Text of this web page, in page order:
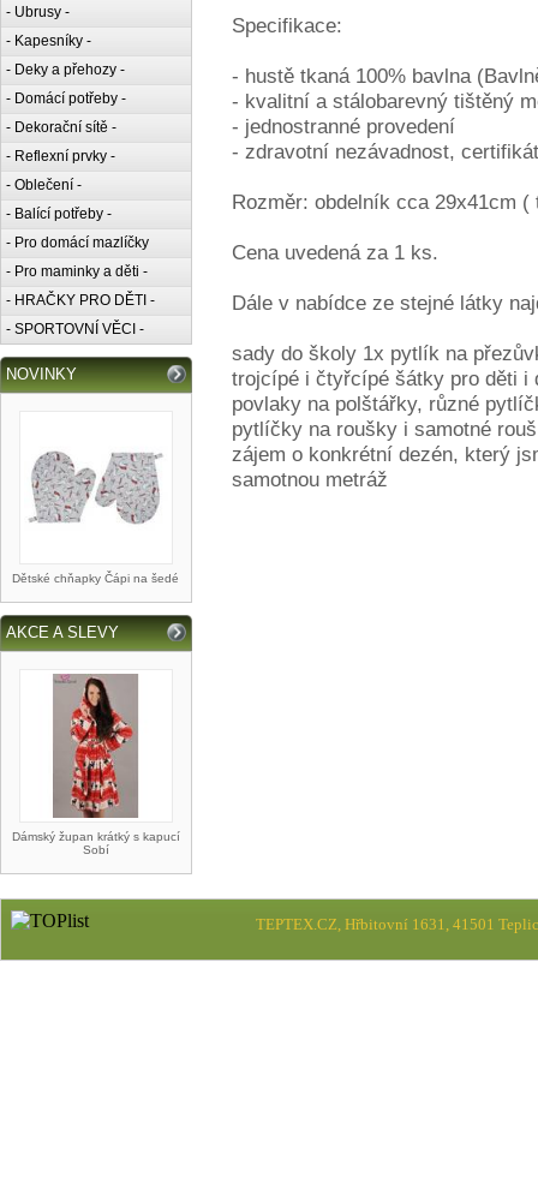
- Ubrusy -
- Kapesníky -
- Deky a přehozy -
- Domácí potřeby -
- Dekorační sítě -
- Reflexní prvky -
- Oblečení -
- Balící potřeby -
- Pro domácí mazlíčky
- Pro maminky a děti -
- HRAČKY PRO DĚTI -
- SPORTOVNÍ VĚCI -
NOVINKY
Dětské chňapky Čápi na šedé
AKCE A SLEVY
Dámský župan krátký s kapucí
Sobí
Specifikace:
- hustě tkaná 100% bavlna
- kvalitní a stálobarevný tištěný
- jednostranné provedení
- zdravotní nezávadnost,
Rozměr: obdelník cca 29x41cm
Cena uvedená za 1 ks.
Dále v nabídce ze stejné látky
sady do školy 1x pytlík na
trojcípé i čtyřcípé šátky pro děti i
povlaky na polštářky, různé
pytlíčky na roušky i samotné
zájem o konkrétní dezén, který
samotnou metráž
TEPTEX.CZ, Hřbitovní 1631, 41501